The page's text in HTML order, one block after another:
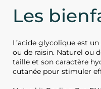
Les
L’acide glycolique est
ou de raisin. Naturel ou
taille et son caractère
cutanée pour stimuler